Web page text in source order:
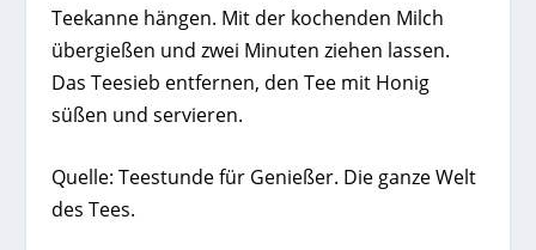
Teekanne hängen. Mit der kochenden Milch
übergießen und zwei Minuten ziehen lassen.
Das Teesieb entfernen, den Tee mit Honig
süßen und servieren.
Quelle: Teestunde für Genießer. Die ganze Welt
des Tees.